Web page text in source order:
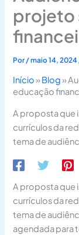
projeto
Por/maio 14, 2024
Início» Blog»
educação
A proposta que
currículos da
tema de
A proposta que
currículos da
tema de
agendada para